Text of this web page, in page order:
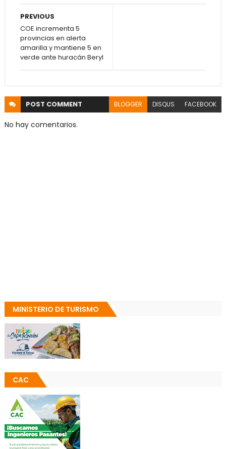
PREVIOUS
COE incrementa 5
provincias en alerta
amarilla y mantiene 5 en
verde ante huracán Beryl
POST COMMENT BLOGGER DISQUS FACEBOOK
No hay comentarios.
MINISTERIO DE TURISMO
CAC